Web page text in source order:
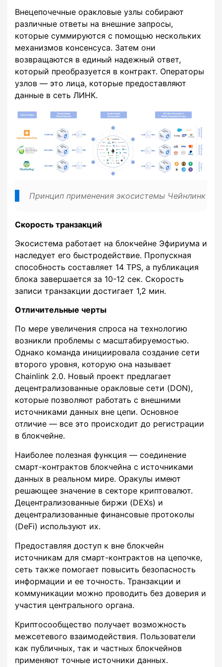
Внецепочечные оракловые узлы собирают
различные ответы на внешние запросы,
которые суммируются с помощью нескольких
механизмов консенсуса. Затем они
возвращаются в единый надежный ответ,
который преобразуется в контракт. Операторы
узлов — это лица, которые предоставляют
данные в сеть ЛИНК.
Принцип применения экосистемы Чейнлинк
Скорость транзакций
Экосистема работает на блокчейне Эфириума и
наследует его быстродействие. Пропускная
способность составляет 14 TPS, а публикация
блока завершается за 10-12 сек. Скорость
записи транзакции достигает 1,2 мин.
Отличительные черты
По мере увеличения спроса на технологию
возникли проблемы с масштабируемостью.
Однако команда инициировала создание сети
второго уровня, которую она называет
Chainlink 2.0. Новый проект предлагает
децентрализованные оракловые сети (DON),
которые позволяют работать с внешними
источниками данных вне цепи. Основное
отличие — все это происходит до регистрации
в блокчейне.
Наиболее полезная функция — соединение
смарт-контрактов блокчейна с источниками
данных в реальном мире. Оракулы имеют
решающее значение в секторе криптовалют.
Децентрализованные биржи (DEXs) и
децентрализованные финансовые протоколы
(DeFi) используют их.
Предоставляя доступ к вне блокчейн
источникам для смарт-контрактов на цепочке,
сеть также помогает повысить безопасность
информации и ее точность. Транзакции и
коммуникации можно проводить без доверия и
участия центрального органа.
Криптосообщество получает возможность
межсетевого взаимодействия. Пользователи
как публичных, так и частных блокчейнов
применяют точные источники данных.